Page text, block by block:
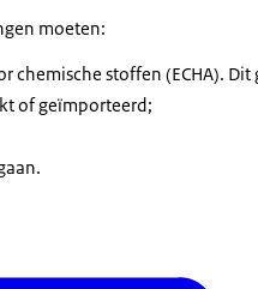
moeten:
chemische stoffen (ECHA).
of geïmporteerd;